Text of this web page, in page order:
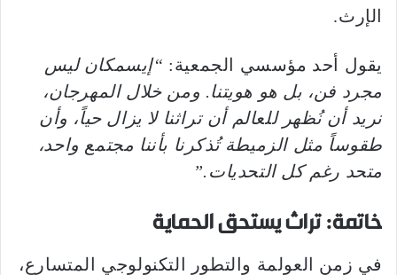
الإرث.
يقول أحد مؤسسي الجمعية: “إيسمكان ليس
مجرد فن، بل هو هويتنا. ومن خلال المهرجان،
نريد أن نُظهر للعالم أن تراثنا لا يزال حياً، وأن
طقوساً مثل الزميطة تُذكرنا بأننا مجتمع واحد،
متحد رغم كل التحديات.”
خاتمة: تراث يستحق الحماية
في زمن العولمة والتطور التكنولوجي المتسارع،